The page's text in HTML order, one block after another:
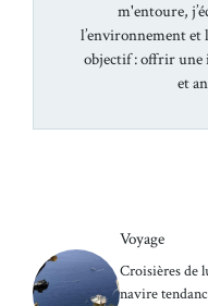
m'entoure,
l’environnement et
objectif : offrir une
et
Voyage
Croisières de
navire